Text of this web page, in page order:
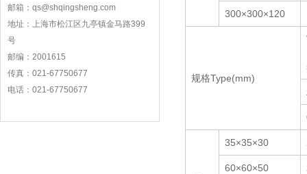
邮箱：qs@shqingsheng.com
地址：上海市松江区九亭镇金马路399
号
邮编：2001615
传真：021-67750677
电话：021-67750677
300×300×120
规格Type(mm)
35×35×30
60×60×50